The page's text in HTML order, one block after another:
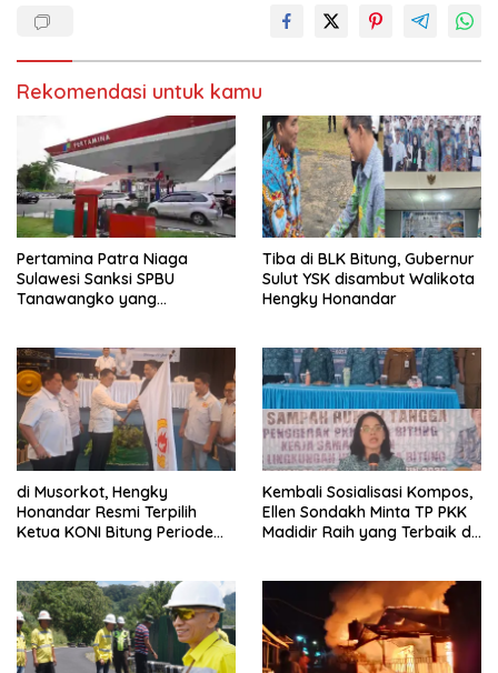
e
d
e
y
a
n
g
b
a
u
i
e
n
e
l
a
a
n
g
b
a
u
)
Rekomendasi untuk kamu
Pertamina Patra Niaga
Sulawesi Sanksi SPBU
Tanawangko yang
Tiba di BLK Bitung, Gubernur
Sulut YSK disambut Walikota
Hengky Honandar
di Musorkot, Hengky
Honandar Resmi Terpilih
Ketua KONI Bitung Periode
Kembali Sosialisasi Kompos,
Ellen Sondakh Minta TP PKK
Madidir Raih yang Terbaik di